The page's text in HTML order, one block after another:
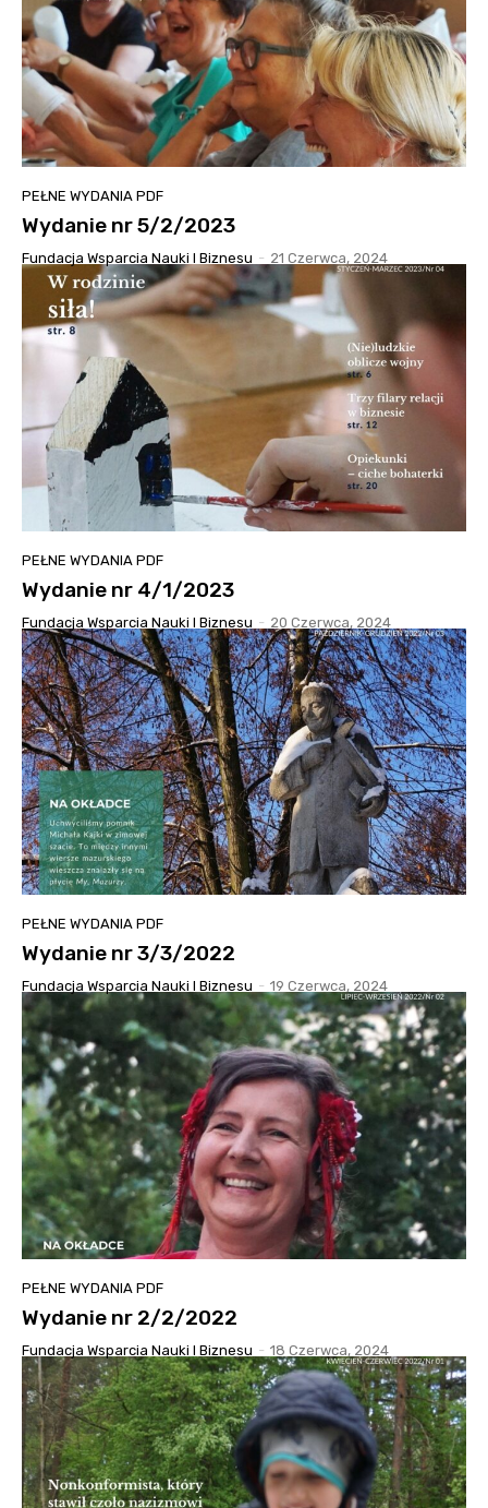
PEŁNE WYDANIA PDF
Wydanie nr 5/2/2023
Fundacja Wsparcia Nauki I Biznesu - 21 Czerwca, 2024
PEŁNE WYDANIA PDF
Wydanie nr 4/1/2023
Fundacja Wsparcia Nauki I Biznesu - 20 Czerwca, 2024
PEŁNE WYDANIA PDF
Wydanie nr 3/3/2022
Fundacja Wsparcia Nauki I Biznesu - 19 Czerwca, 2024
PEŁNE WYDANIA PDF
Wydanie nr 2/2/2022
Fundacja Wsparcia Nauki I Biznesu - 18 Czerwca, 2024